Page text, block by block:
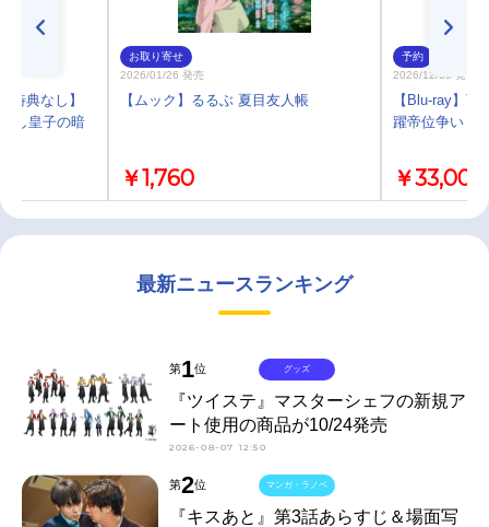
特典なし】
し皇子の暗
お取り寄せ
2026/01/26 発売
【ムック】るるぶ 夏目友人帳
￥1,760
予約
2026/12/09 発売
【Blu-ray】
躍帝位争い
￥33,000
最新ニュースランキング
第1位
『ツイステ』マスターシェフの新規ア
ート使用の商品が10/24発売
2026-08-07 12:50
グッズ
第2位
『キスあと』第3話あらすじ＆場面写
マンガ・ラノベ